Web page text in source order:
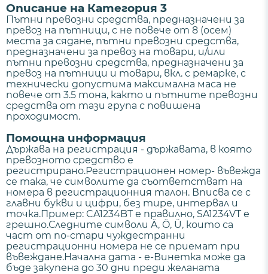
Описание на Категория 3
Пътни превозни средства, предназначени за
превоз на пътници, с не повече от 8 (осем)
места за сядане, пътни превозни средства,
предназначени за превоз на товари, и/или
пътни превозни средства, предназначени за
превоз на пътници и товари, вкл. с ремарке, с
технически допустима максимална маса не
повече от 3.5 тона, както и пътните превозни
средства от тази група с повишена
проходимост.
Помощна информация
Държава на регистрация - държавата, в която
превозното средство е
регистрирано.Регистрационен номер- въвежда
се така, че символите да съответстват на
номера в регистрационния талон. Вписва се с
главни букви и цифри, без тире, интервал и
точка.Пример: CA1234BT е правилно, SA1234VT е
грешно.Следните символи Ä, Ö, Ü, които са
част от по-стари чуждестранни
регистрационни номера не се приемат при
въвеждане.Начална дата - е-Винетка може да
бъде закупена до 30 дни преди желаната